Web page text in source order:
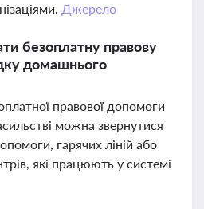
Джерело
безоплатну правову
домашнього
правової допомоги
можна звернутися
гарячих ліній або
які працюють у системі